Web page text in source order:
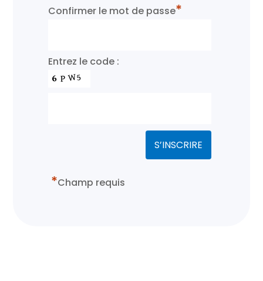
Confirmer le mot de passe*
Entrez le code :
*Champ requis